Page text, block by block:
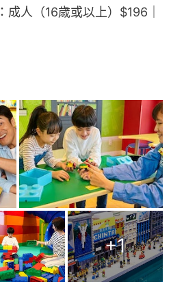
人（16歳或以上）$196｜
+1